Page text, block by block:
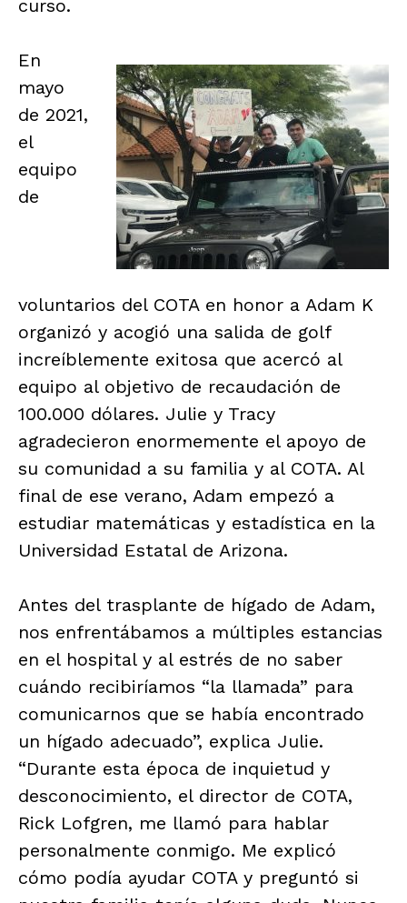
curso.
En
mayo
de 2021,
el
equipo
de
voluntarios del COTA en honor a Adam K
organizó y acogió una salida de golf
increíblemente exitosa que acercó al
equipo al objetivo de recaudación de
100.000 dólares. Julie y Tracy
agradecieron enormemente el apoyo de
su comunidad a su familia y al COTA. Al
final de ese verano, Adam empezó a
estudiar matemáticas y estadística en la
Universidad Estatal de Arizona.
Antes del trasplante de hígado de Adam,
nos enfrentábamos a múltiples estancias
en el hospital y al estrés de no saber
cuándo recibiríamos “la llamada” para
comunicarnos que se había encontrado
un hígado adecuado”, explica Julie.
“Durante esta época de inquietud y
desconocimiento, el director de COTA,
Rick Lofgren, me llamó para hablar
personalmente conmigo. Me explicó
cómo podía ayudar COTA y preguntó si